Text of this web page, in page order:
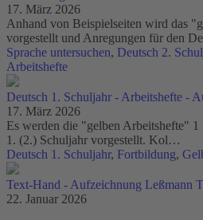
17. März 2026
Anhand von Beispielseiten wird das
vorgestellt und Anregungen für den
Sprache untersuchen, Deutsch 2.
Arbeitshefte
Deutsch 1. Schuljahr - Arbeitshefte -
17. März 2026
Es werden die "gelben Arbeitshefte"
1. (2.) Schuljahr vorgestellt. Kol…
Deutsch 1. Schuljahr, Fortbildung,
Text-Hand - Aufzeichnung Leßmann
22. Januar 2026